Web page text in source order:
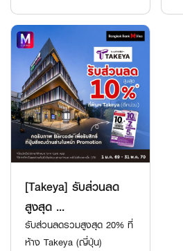
[Takeya] รับส่วนลด
สูงสุด ...
รับส่วนลดรวมสูงสุด 20% ที่
ห้าง Takeya (ญี่ปุ่น)